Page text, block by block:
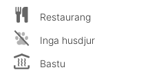
Restaurang
Inga husdjur
Bastu